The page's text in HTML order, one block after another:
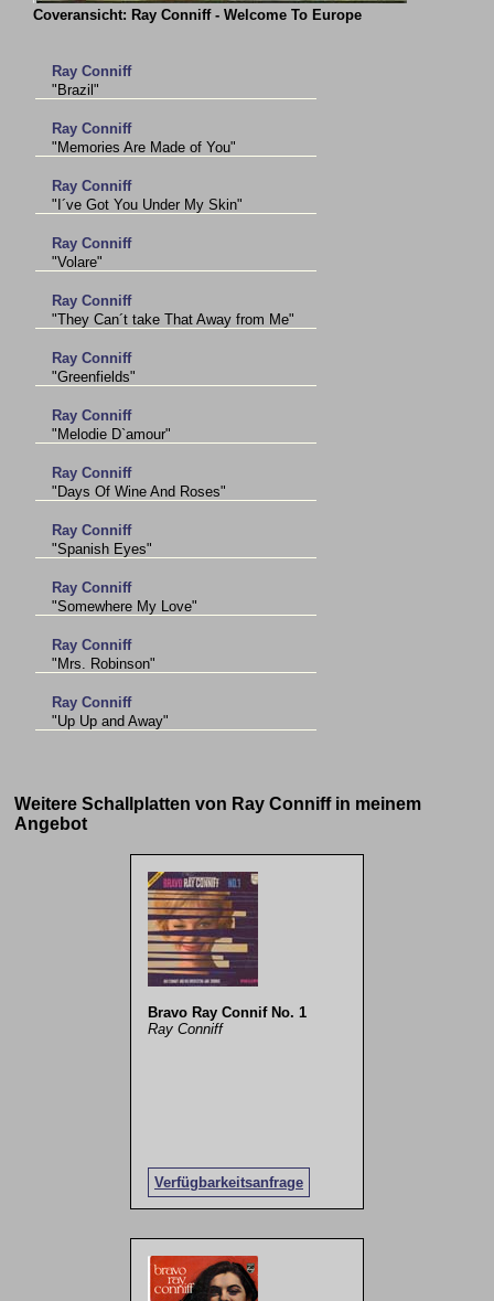
Coveransicht: Ray Conniff - Welcome To Europe
Ray Conniff
"Brazil"
Ray Conniff
"Memories Are Made of You"
Ray Conniff
"I´ve Got You Under My Skin"
Ray Conniff
"Volare"
Ray Conniff
"They Can´t take That Away from Me"
Ray Conniff
"Greenfields"
Ray Conniff
"Melodie D`amour"
Ray Conniff
"Days Of Wine And Roses"
Ray Conniff
"Spanish Eyes"
Ray Conniff
"Somewhere My Love"
Ray Conniff
"Mrs. Robinson"
Ray Conniff
"Up Up and Away"
Weitere Schallplatten von Ray Conniff in meinem
Angebot
Bravo Ray Connif No. 1
Ray Conniff
Verfügbarkeitsanfrage